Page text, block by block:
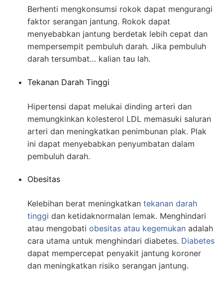
Berhenti mengkonsumsi rokok dapat mengurangi
faktor serangan jantung. Rokok dapat
menyebabkan jantung berdetak lebih cepat dan
mempersempit pembuluh darah. Jika pembuluh
darah tersumbat… kalian tau lah.
Tekanan Darah Tinggi
Hipertensi dapat melukai dinding arteri dan
memungkinkan kolesterol LDL memasuki saluran
arteri dan meningkatkan penimbunan plak. Plak
ini dapat menyebabkan penyumbatan dalam
pembuluh darah.
Obesitas
Kelebihan berat meningkatkan tekanan darah
tinggi dan ketidaknormalan lemak. Menghindari
atau mengobati obesitas atau kegemukan adalah
cara utama untuk menghindari diabetes. Diabetes
dapat mempercepat penyakit jantung koroner
dan meningkatkan risiko serangan jantung.